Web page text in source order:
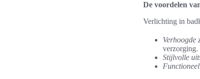
De voordelen
Verlichting in
Verhoogde
verzorging.
Stijlvolle